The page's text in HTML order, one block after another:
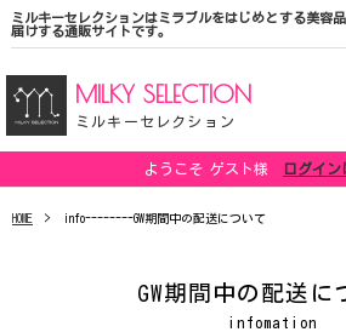
ミルキーセレクションはミラブルをはじめとする美容
届けする通販サイトです。
MILKY SELECTION
ミルキーセレクション
ようこそ ゲスト様 ログイン
HOME info--------GW期間中の配送について
GW期間中の配送に
infomation